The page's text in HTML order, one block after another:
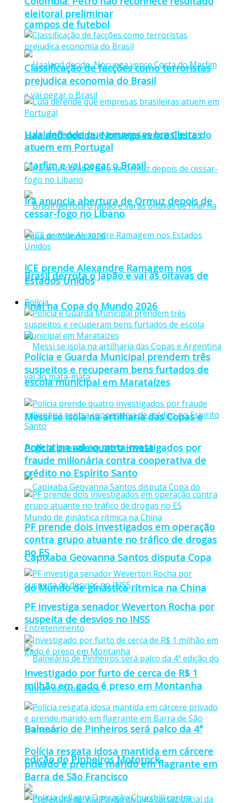
campos de futebol
Haaland decide, Noruega vence Costa do
Marfim e vai pegar o Brasil
Brasil derrota o Japão e vai às oitavas de
final na Copa do Mundo 2026
Messi se isola na artilharia das Copas e
Argentina vai ao mata-mata
Capixaba Geovanna Santos disputa Copa
do Mundo de ginástica rítmica na China
Entretenimento
Balneário de Pinheiros será palco da 4ª
edição do Pinheiros Motorock
eleitoral preliminar
Classificação de facções como terroristas
prejudica economia do Brasil
Lula defende que empresas brasileiras
atuem em Portugal
Irã anuncia abertura de Ormuz depois de
cessar-fogo no Líbano
ICE prende Alexandre Ramagem nos
Estados Unidos
Polícia
Polícia e Guarda Municipal prendem três
suspeitos e recuperam bens furtados de
escola municipal em Marataízes
Polícia prende quatro investigados por
fraude milionária contra cooperativa de
crédito no Espírito Santo
PF prende dois investigados em operação
contra grupo atuante no tráfico de drogas
no ES
PF investiga senador Weverton Rocha por
suspeita de desvios no INSS
Investigado por furto de cerca de R$ 1
milhão em gado é preso em Montanha
Polícia resgata idosa mantida em cárcere
privado e prende marido em flagrante em
Barra de São Francisco